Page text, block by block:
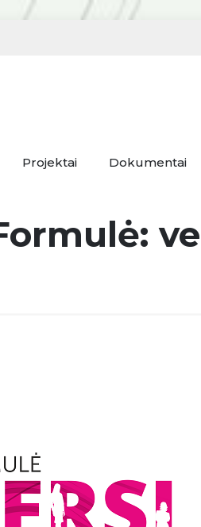
Projektai Dokumentai